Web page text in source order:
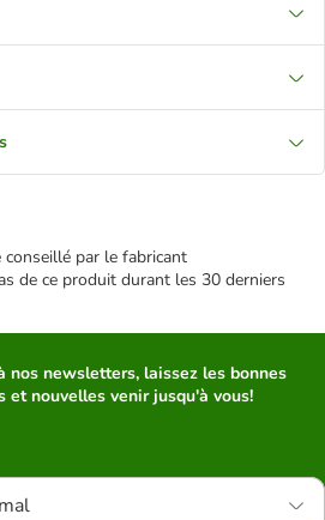
par le fabricant
de ce produit durant les 30 derniers
nos newsletters, laissez les bonnes
et nouvelles venir jusqu'à vous!